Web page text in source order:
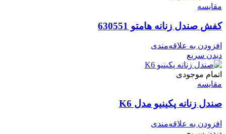
مقایسه
کفش صندل زنانه هامتو 630551
افزودن به علاقه‌مندی
دیدن سریع
اتمام موجودی
مقایسه
صندل زنانه پکینیو مدل K6
افزودن به علاقه‌مندی